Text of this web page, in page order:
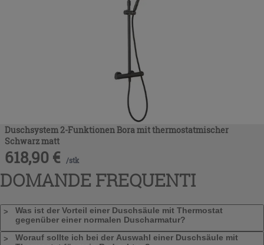
Duschsystem 2-Funktionen Bora mit thermostatmischer
Schwarz matt
618,90 € /stk
DOMANDE FREQUENTI
Was ist der Vorteil einer Duschsäule mit Thermostat
gegenüber einer normalen Duscharmatur?
Worauf sollte ich bei der Auswahl einer Duschsäule mit